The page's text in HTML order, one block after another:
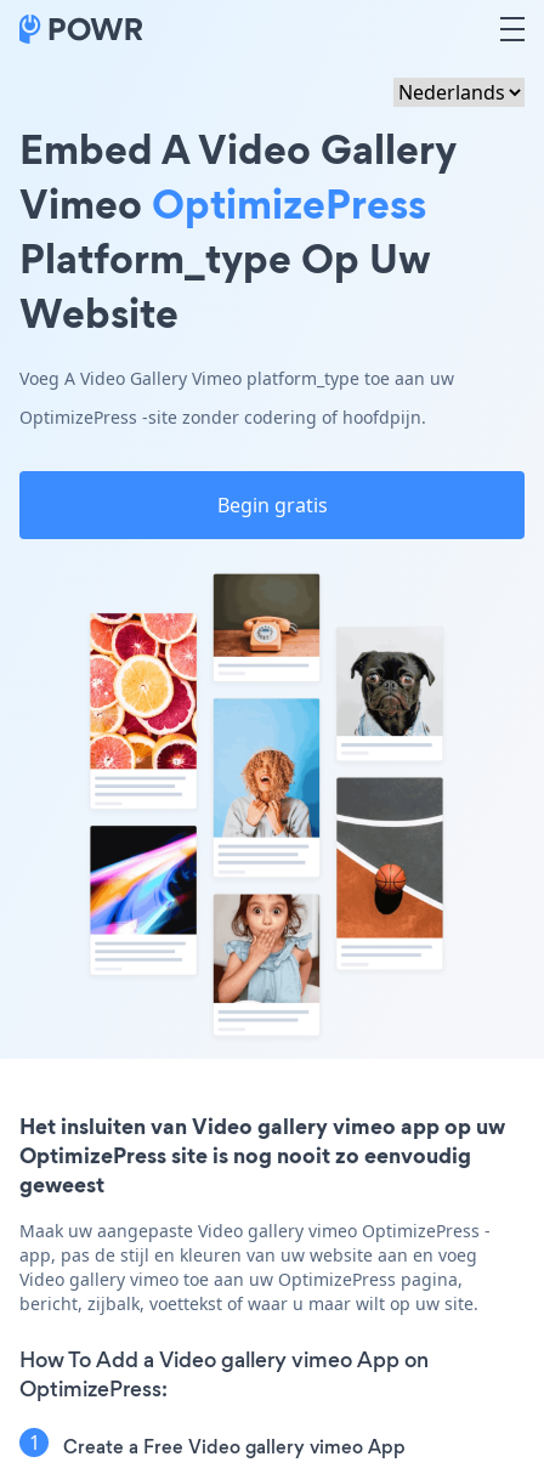
Embed A Video Gallery
Vimeo OptimizePress
Platform_type Op Uw
Website
Voeg A Video Gallery Vimeo platform_type toe aan uw
OptimizePress -site zonder codering of hoofdpijn.
Begin gratis
Het insluiten van Video gallery vimeo app op uw
OptimizePress site is nog nooit zo eenvoudig
geweest
Maak uw aangepaste Video gallery vimeo OptimizePress -
app, pas de stijl en kleuren van uw website aan en voeg
Video gallery vimeo toe aan uw OptimizePress pagina,
bericht, zijbalk, voettekst of waar u maar wilt op uw site.
How To Add a Video gallery vimeo App on
OptimizePress:
Create a Free Video gallery vimeo App